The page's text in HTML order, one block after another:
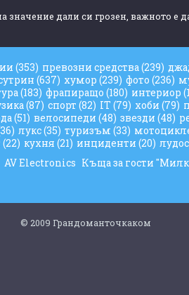
значение дали си грозен, важното е
(353) превозни средства(239)
(637) хумор (239) фото (236)
(183) фрапиращо (180) интериор
(87) спорт (82) IT (79) хоби (79)
(51) велосипеди (48) звезди (48)
лукс(35) туризъм (33)
(22) кухня (21) инциденти (20)
AV Electronics Къща за гости
© 2009 Грандоманточкаком